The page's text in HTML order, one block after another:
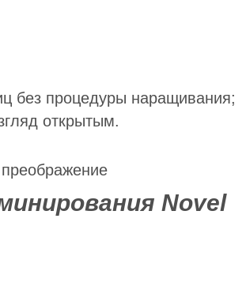
без процедуры наращивания;
открытым.
Novel